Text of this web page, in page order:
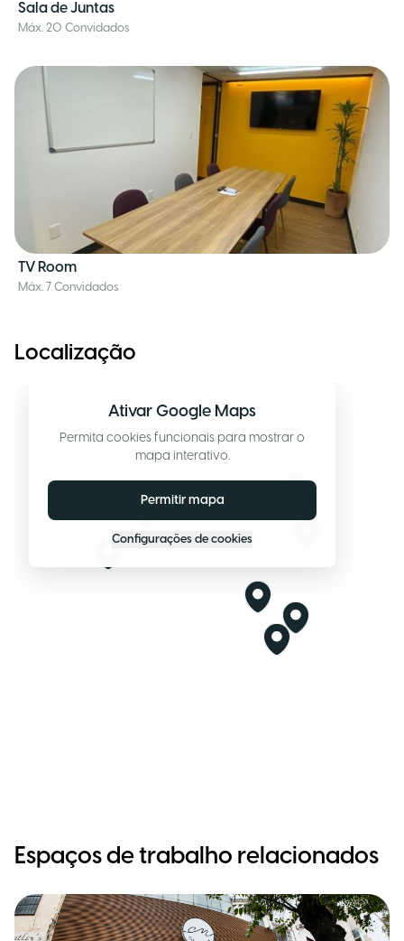
Sala de Juntas
Máx. 20 Convidados
TV Room
Máx. 7 Convidados
Localização
Ativar Google Maps
Permita cookies funcionais para mostrar o
mapa interativo.
Permitir mapa
Configurações de cookies
Espaços de trabalho relacionados